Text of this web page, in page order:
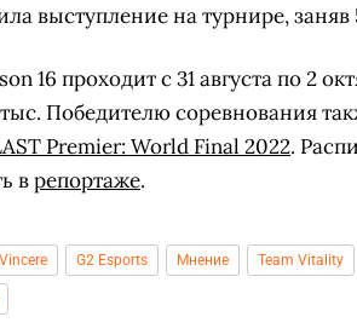
выступление на турнире, заняв
16 проходит с 31 августа по 2
Победителю соревнования
Premier: World Final 2022.
врепортаже.
G2 Esports Мнение Team Vitality
ПЕРЕЙТИ